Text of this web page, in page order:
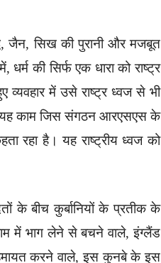
जैन, सिख की पुरानी और मजबूत
की सिर्फ एक धारा को राष्ट्र
व्यवहार में उसे राष्ट्र ध्वज से भी
यह काम जिस संगठन आरएसएस के
रहा है। यह राष्ट्रीय ध्वज को
के बीच कुर्बानियों के प्रतीक के
में भाग लेने से बचने वाले, इंग्लैंड
करने वाले, इस कुनबे के इस